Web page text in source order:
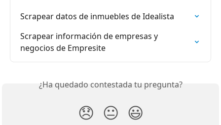
Scrapear datos de inmuebles de Idealista
Scrapear información de empresas y
negocios de Empresite
¿Ha quedado contestada tu pregunta?
😞 😐 😃